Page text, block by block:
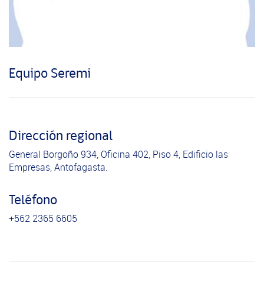
Equipo Seremi
Dirección regional
General Borgoño 934, Oficina 402, Piso 4, Edificio las
Empresas, Antofagasta.
Teléfono
+562 2365 6605